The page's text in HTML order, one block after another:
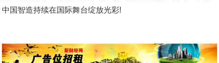
中国智造持续在国际舞台绽放光彩!